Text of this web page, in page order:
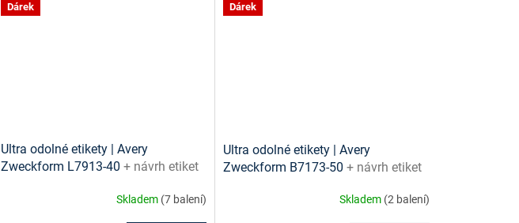
Dárek
Ultra odolné etikety | Avery
Zweckform L7913-40 + návrh etiket
Skladem (7 balení)
Dárek
Ultra odolné etikety | Avery
Zweckform B7173-50 + návrh etiket
Skladem (2 balení)